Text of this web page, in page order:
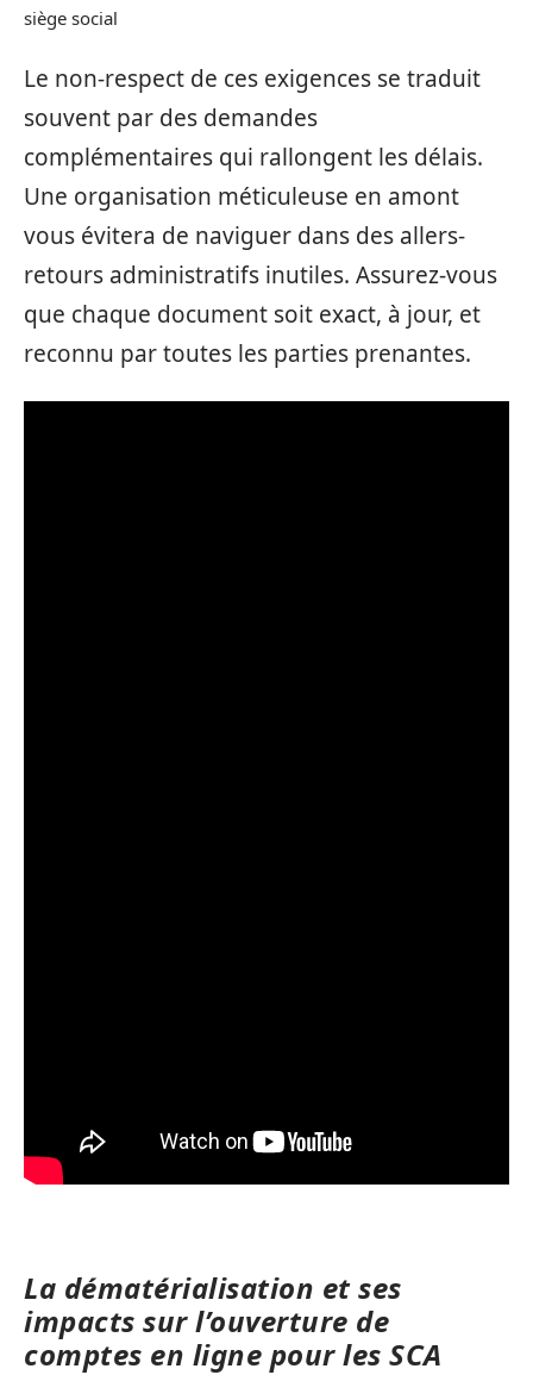
siège social
Le non-respect de ces exigences se traduit
souvent par des demandes
complémentaires qui rallongent les délais.
Une organisation méticuleuse en amont
vous évitera de naviguer dans des allers-
retours administratifs inutiles. Assurez-vous
que chaque document soit exact, à jour, et
reconnu par toutes les parties prenantes.
La dématérialisation et ses
impacts sur l’ouverture de
comptes en ligne pour les SCA